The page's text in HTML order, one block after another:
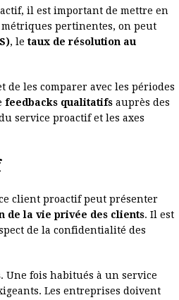
il est important de mettre en
métriques pertinentes, on peut
, le taux de résolution au
les comparer avec les périodes
feedbacks qualitatifs auprès des
service proactif et les axes
client proactif peut présenter
de la vie privée des clients. Il est
de la confidentialité des
. Une fois habitués à un service
Les entreprises doivent